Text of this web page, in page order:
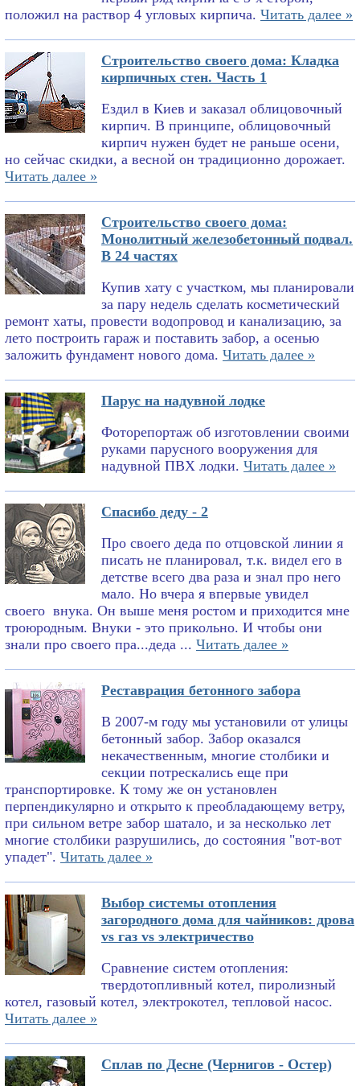
положил на раствор 4 угловых кирпича. Читать далее »
Строительство своего дома: Кладка
кирпичных стен. Часть 1
Ездил в Киев и заказал облицовочный
кирпич. В принципе, облицовочный
кирпич нужен будет не раньше осени,
но сейчас скидки, а весной он традиционно дорожает.
Читать далее »
Строительство своего дома:
Монолитный железобетонный подвал.
В 24 частях
Купив хату с участком, мы планировали
за пару недель сделать косметический
ремонт хаты, провести водопровод и канализацию, за
лето построить гараж и поставить забор, а осенью
заложить фундамент нового дома. Читать далее »
Парус на надувной лодке
Фоторепортаж об изготовлении своими
руками парусного вооружения для
надувной ПВХ лодки. Читать далее »
Спасибо деду - 2
Про своего деда по отцовской линии я
писать не планировал, т.к. видел его в
детстве всего два раза и знал про него
мало. Но вчера я впервые увидел
своего внука. Он выше меня ростом и приходится мне
троюродным. Внуки - это прикольно. И чтобы они
знали про своего пра...деда ... Читать далее »
Реставрация бетонного забора
В 2007-м году мы установили от улицы
бетонный забор. Забор оказался
некачественным, многие столбики и
секции потрескались еще при
транспортировке. К тому же он установлен
перпендикулярно и открыто к преобладающему ветру,
при сильном ветре забор шатало, и за несколько лет
многие столбики разрушились, до состояния "вот-вот
упадет". Читать далее »
Выбор системы отопления
загородного дома для чайников: дрова
vs газ vs электричество
Сравнение систем отопления:
твердотопливный котел, пиролизный
котел, газовый котел, электрокотел, тепловой насос.
Читать далее »
Сплав по Десне (Чернигов - Остер)